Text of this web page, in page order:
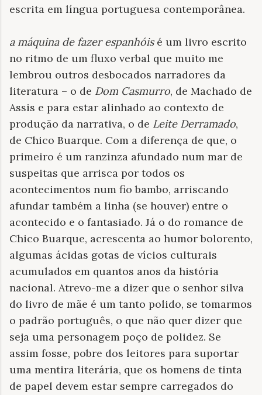
escrita em língua portuguesa contemporânea.
a máquina de fazer espanhóis é um livro escrito
no ritmo de um fluxo verbal que muito me
lembrou outros desbocados narradores da
literatura – o de Dom Casmurro, de Machado de
Assis e para estar alinhado ao contexto de
produção da narrativa, o de Leite Derramado,
de Chico Buarque. Com a diferença de que, o
primeiro é um ranzinza afundado num mar de
suspeitas que arrisca por todos os
acontecimentos num fio bambo, arriscando
afundar também a linha (se houver) entre o
acontecido e o fantasiado. Já o do romance de
Chico Buarque, acrescenta ao humor bolorento,
algumas ácidas gotas de vícios culturais
acumulados em quantos anos da história
nacional. Atrevo-me a dizer que o senhor silva
do livro de mãe é um tanto polido, se tomarmos
o padrão português, o que não quer dizer que
seja uma personagem poço de polidez. Se
assim fosse, pobre dos leitores para suportar
uma mentira literária, que os homens de tinta
de papel devem estar sempre carregados do